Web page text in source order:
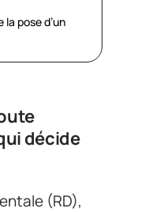
pose d’un
décide
(RD),